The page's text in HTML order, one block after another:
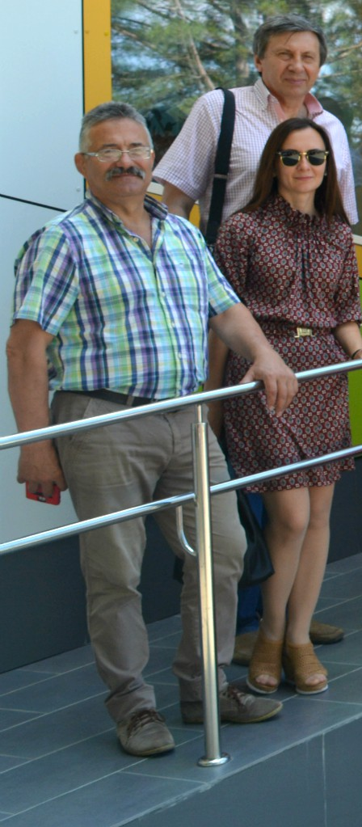
Inițiative în derulare
Inițiative desfășurate
Manual de proceduri
Note & poziții​
Organigrama IDIS
Anunțuri
Consiliul consulativ internațional IDIS
Politici regionale
Laborator sociometric
Transparența guvernării locale
People Watch
Proces democratic
Agenda Națională de Business
Puterea hibridă
15 minute de realism economic
Trend Hunter
Buletin EU-STRAT
Aplică la BUNELE PRACTICI
Transparența întreprinderilor de stat
Cele mai bune și cele mai proaste politici locale din
Moldova
Democrația, independența și transparența instituțiilor
publice-cheie din Moldova
Achiziții publice
Achizițiile publice în vizorul societății civile